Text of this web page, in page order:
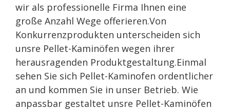
wir als professionelle Firma Ihnen eine
große Anzahl Wege offerieren.Von
Konkurrenzprodukten unterscheiden sich
unsre Pellet-Kaminöfen wegen ihrer
herausragenden Produktgestaltung.Einmal
sehen Sie sich Pellet-Kaminofen ordentlicher
an und kommen Sie in unser Betrieb. Wie
anpassbar gestaltet unsre Pellet-Kaminöfen